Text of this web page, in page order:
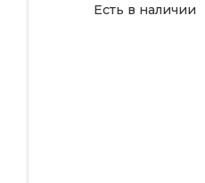
Есть в наличии